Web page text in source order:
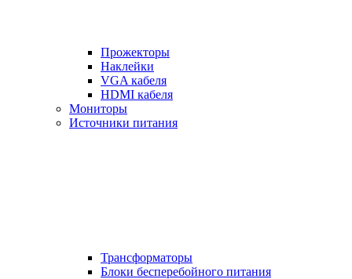
Прожекторы
Наклейки
VGA кабеля
HDMI кабеля
Мониторы
Источники питания
Трансформаторы
Блоки бесперебойного питания